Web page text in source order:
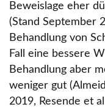
Beweislage eher
(Stand September
Behandlung von
Fall eine bessere
Behandlung aber
weniger gut
2019, Resende et